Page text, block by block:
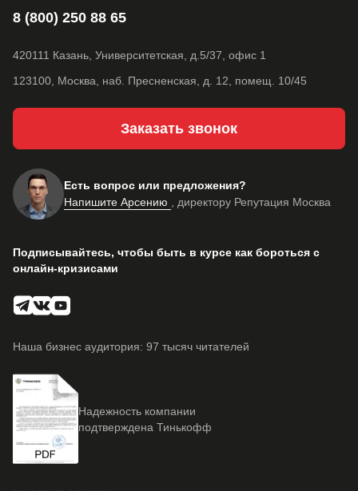
Подписывайтесь, чтобы быть в курсе как бороться с
онлайн-кризисами
Наша бизнес аудитория: 97 тысяч читателей
Надежность компании
подтверждена Тинькофф
8 (800) 250 88 65
420111 Казань, Университетская, д.5/37, офис 1
123100, Москва, наб. Пресненская, д. 12, помещ. 10/45
Заказать звонок
Есть вопрос или предложения?
Напишите Арсению
, директору Репутация Москва